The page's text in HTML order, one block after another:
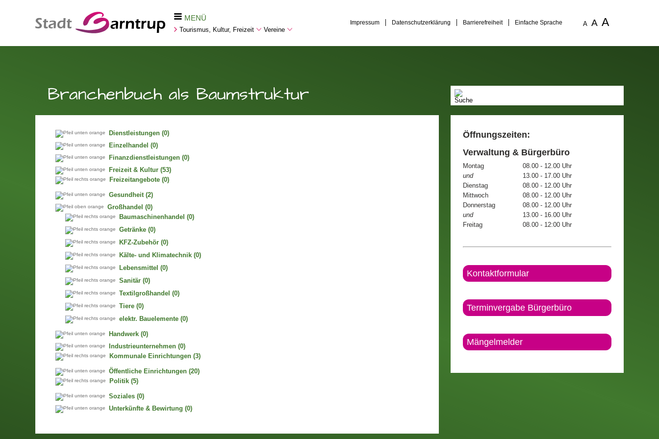
MENÜ
Tourismus, Kultur, Freizeit Vereine
Impressum Datenschutzerklärung Barrierefreiheit Einfache Sprache A A A
Branchenbuch als Baumstruktur
Dienstleistungen (0)
Einzelhandel (0)
Finanzdienstleistungen (0)
Freizeit & Kultur (53)
Freizeitangebote (0)
Gesundheit (2)
Großhandel (0)
Baumaschinenhandel (0)
Getränke (0)
KFZ-Zubehör (0)
Kälte- und Klimatechnik (0)
Lebensmittel (0)
Sanitär (0)
Textilgroßhandel (0)
Tiere (0)
elektr. Bauelemente (0)
Handwerk (0)
Industrieunternehmen (0)
Kommunale Einrichtungen (3)
Öffentliche Einrichtungen (20)
Politik (5)
Soziales (0)
Unterkünfte & Bewirtung (0)
Öffnungszeiten:
Verwaltung & Bürgerbüro
Montag
08.00 - 12.00 Uhr
und
13.00 - 17.00 Uhr
Dienstag
08.00 - 12.00 Uhr
Mittwoch
08.00 - 12.00 Uhr
Donnerstag
08.00 - 12.00 Uhr
und
13.00 - 16.00 Uhr
Freitag
08.00 - 12:00 Uhr
Kontaktformular
Terminvergabe Bürgerbüro
Mängelmelder